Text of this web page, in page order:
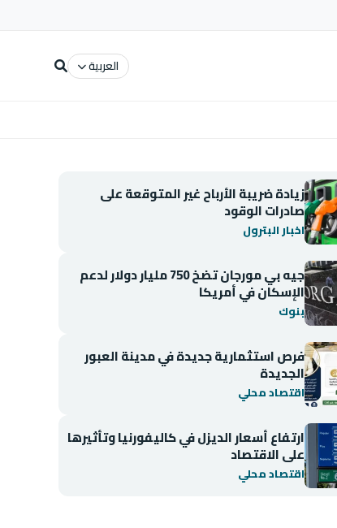
العربية
محلي
زيادة ضريبة الأرباح غير المتوقعة على
صادرات الوقود
اخبار البترول
جيه بي مورجان تضخ 750 مليار دولار لدعم
الإسكان في أمريكا
بنوك
فرص استثمارية جديدة في مدينة العبور
الجديدة
اقتصاد محلي
ارتفاع أسعار الديزل في كاليفورنيا وتأثيرها
على الاقتصاد
اقتصاد محلي